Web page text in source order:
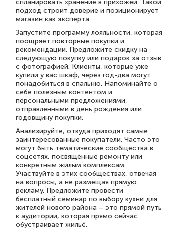
спланировать хранение в прихожей. Такой
подход строит доверие и позиционирует
магазин как эксперта.
Запустите программу лояльности, которая
поощряет повторные покупки и
рекомендации. Предложите скидку на
следующую покупку или подарок за отзыв
с фотографией. Клиенты, которые уже
купили у вас шкаф, через год-два могут
понадобиться в спальню. Напоминайте о
себе полезным контентом и
персональными предложениями,
отправленными в день рождения или
годовщину покупки.
Анализируйте, откуда приходят самые
заинтересованные покупатели. Часто это
могут быть тематические сообщества в
соцсетях, посвящённые ремонту или
конкретным жилым комплексам.
Участвуйте в этих сообществах, отвечая
на вопросы, а не размещая прямую
рекламу. Предложите провести
бесплатный семинар по выбору кухни для
жителей нового района – это прямой путь
к аудитории, которая прямо сейчас
обустраивает жильё.